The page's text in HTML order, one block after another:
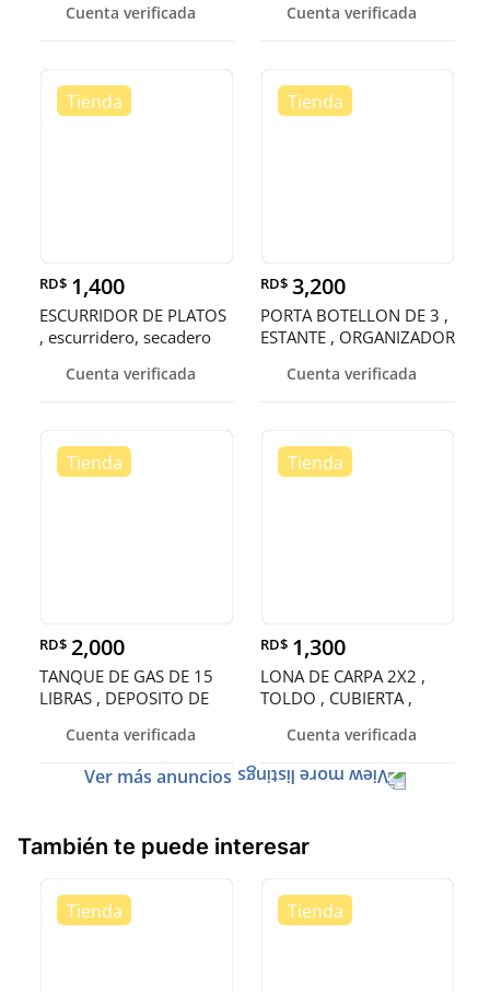
Cuenta verificada Cuenta verificada
RD$ 1,400
ESCURRIDOR DE PLATOS
, escurridero, secadero
Cuenta verificada
RD$ 3,200
PORTA BOTELLON DE 3 ,
ESTANTE , ORGANIZADOR
Cuenta verificada
RD$ 2,000
TANQUE DE GAS DE 15
LIBRAS , DEPOSITO DE
Cuenta verificada
RD$ 1,300
LONA DE CARPA 2X2 ,
TOLDO , CUBIERTA ,
Cuenta verificada
Ver más anuncios
También te puede interesar